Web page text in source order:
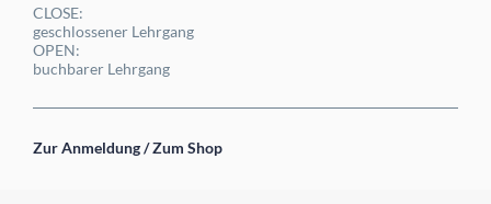
CLOSE:
geschlossener Lehrgang
OPEN:
buchbarer Lehrgang
Zur Anmeldung / Zum Shop